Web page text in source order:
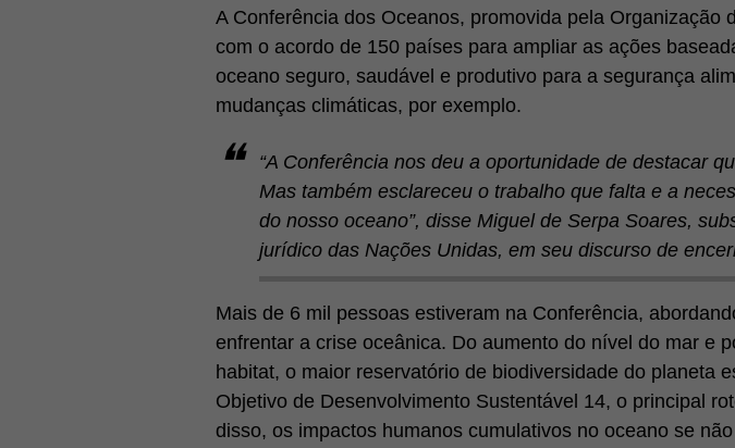
A Conferência dos Oceanos, promovida pela
com o acordo de 150 países para ampliar as ações
oceano seguro, saudável e produtivo para a segurança
mudanças climáticas, por exemplo.
“A Conferência nos deu a oportunidade de destacar
Mas também esclareceu o trabalho que falta e a
do nosso oceano”, disse Miguel de Serpa Soares,
jurídico das Nações Unidas, em seu discurso de
Mais de 6 mil pessoas estiveram na Conferência,
enfrentar a crise oceânica. Do aumento do nível do mar e
habitat, o maior reservatório de biodiversidade do planeta
Objetivo de Desenvolvimento Sustentável 14, o principal
disso, os impactos humanos cumulativos no oceano se